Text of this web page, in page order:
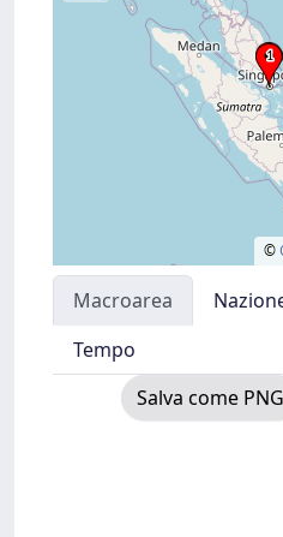
©
Macroarea
Tempo
Salva come PNG